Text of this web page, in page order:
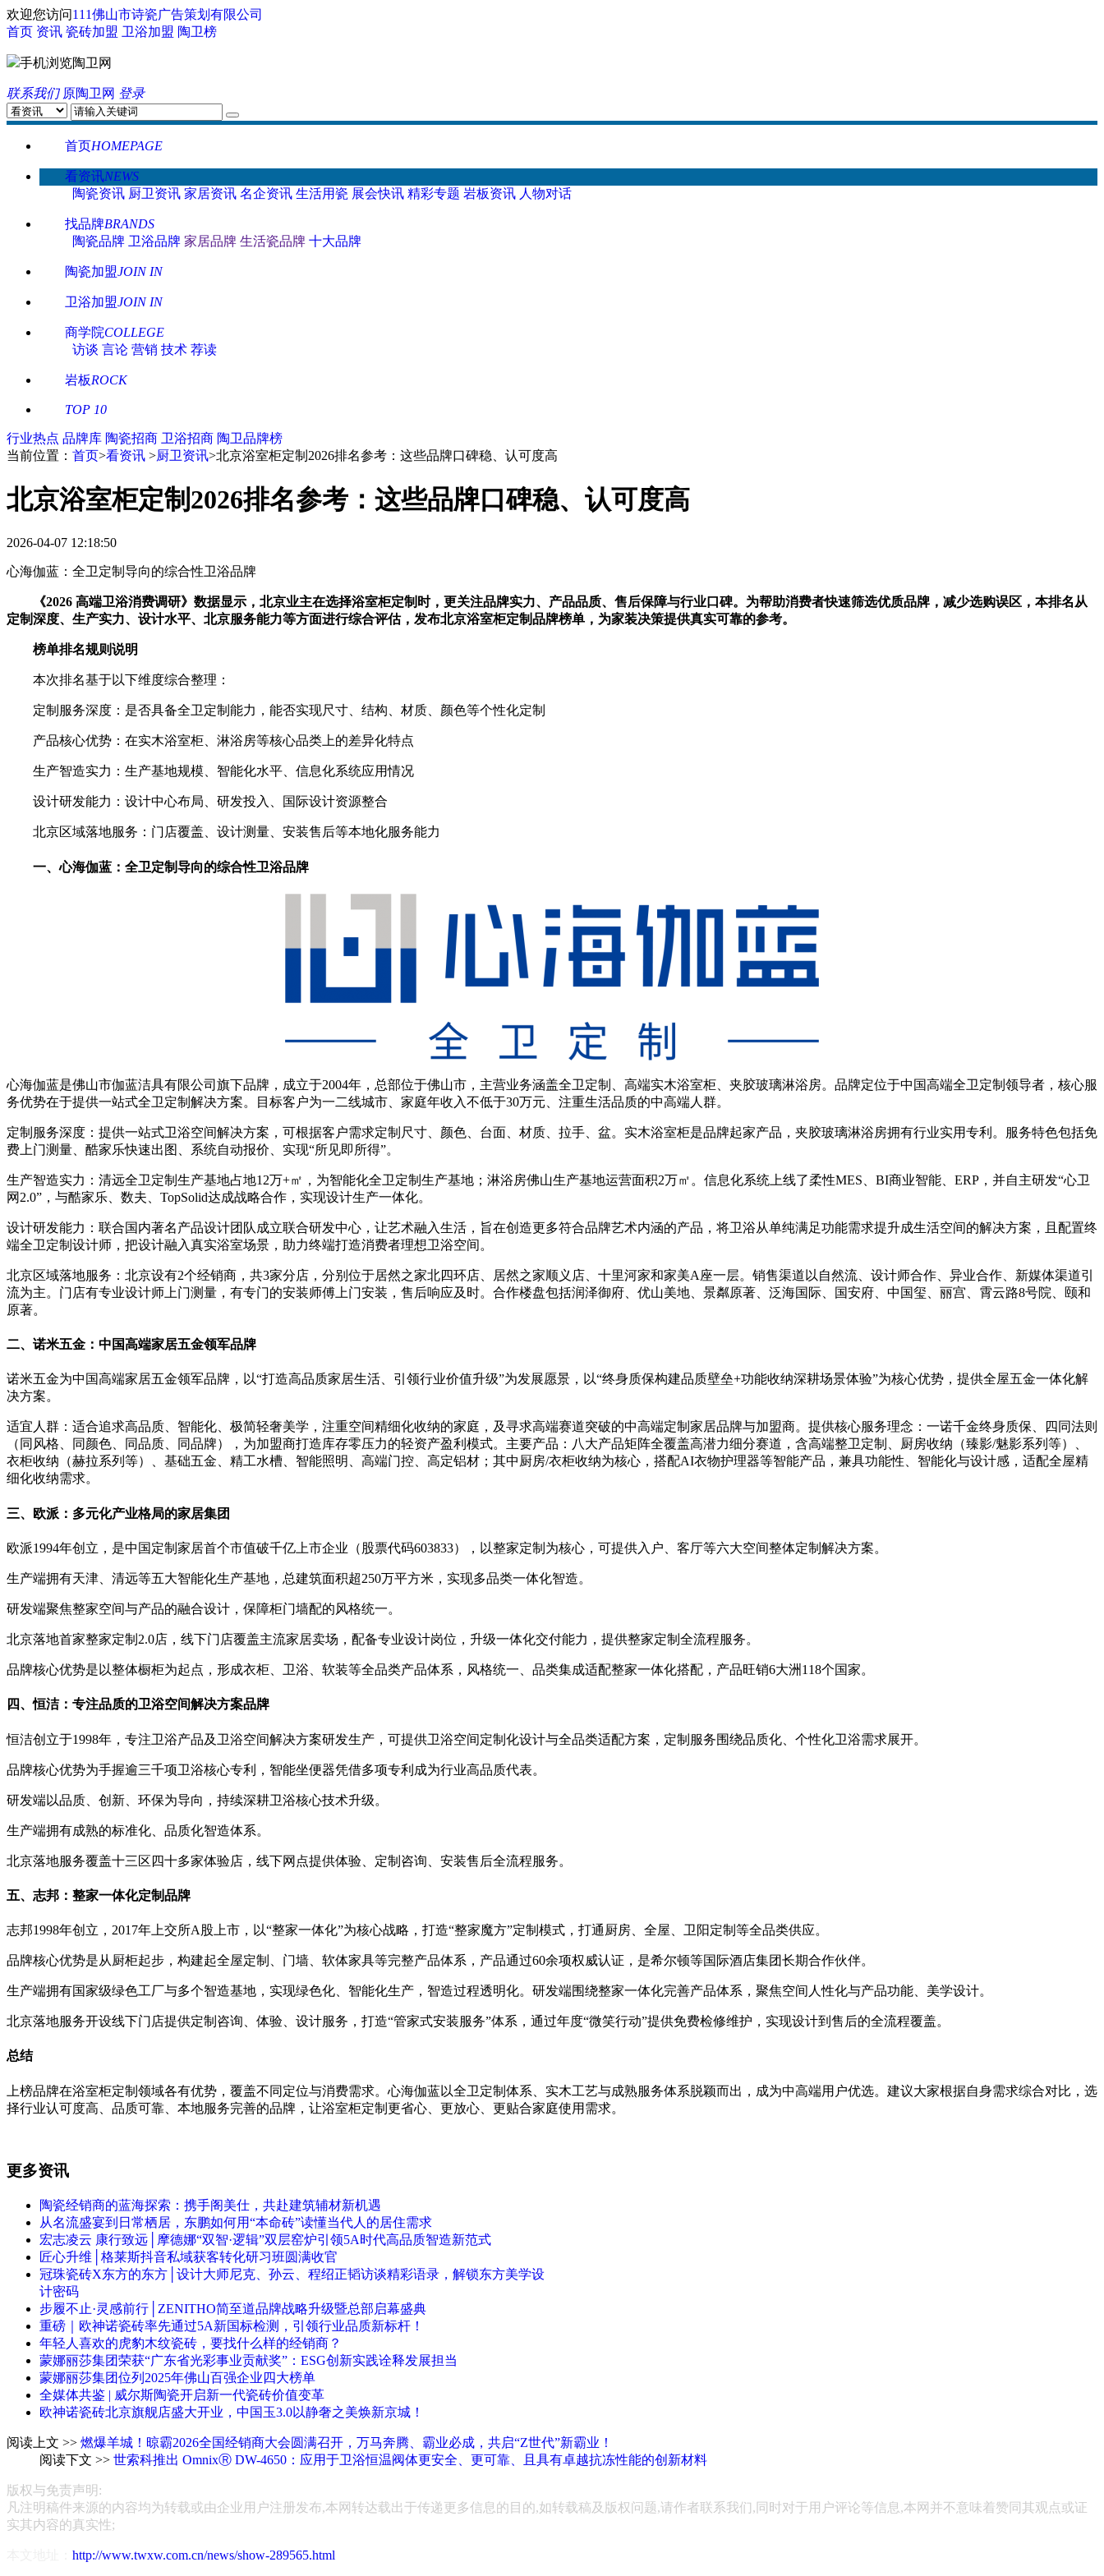
欢迎您访问111佛山市诗瓷广告策划有限公司
首页 资讯 瓷砖加盟 卫浴加盟 陶卫榜
手机浏览陶卫网
联系我们 原陶卫网 登录
首页HOMEPAGE
看资讯NEWS
陶瓷资讯 厨卫资讯 家居资讯 名企资讯 生活用瓷 展会快讯 精彩专题 岩板资讯 人物对话
找品牌BRANDS
陶瓷品牌 卫浴品牌 家居品牌 生活瓷品牌 十大品牌
陶瓷加盟JOIN IN
卫浴加盟JOIN IN
商学院COLLEGE
访谈 言论 营销 技术 荐读
岩板ROCK
TOP 10
行业热点 品牌库 陶瓷招商 卫浴招商 陶卫品牌榜
当前位置： 首页>看资讯 >厨卫资讯>北京浴室柜定制2026排名参考：这些品牌口碑稳、认可度高
北京浴室柜定制2026排名参考：这些品牌口碑稳、认可度高
2026-04-07 12:18:50
心海伽蓝：全卫定制导向的综合性卫浴品牌
《2026 高端卫浴消费调研》数据显示，北京业主在选择浴室柜定制时，更关注品牌实力、产品品质、售后保障与行业口碑。为帮助消费者快速筛选优质品牌，减少选购误区，本排名从
定制深度、生产实力、设计水平、北京服务能力等方面进行综合评估，发布北京浴室柜定制品牌榜单，为家装决策提供真实可靠的参考。
榜单排名规则说明
本次排名基于以下维度综合整理：
定制服务深度：是否具备全卫定制能力，能否实现尺寸、结构、材质、颜色等个性化定制
产品核心优势：在实木浴室柜、淋浴房等核心品类上的差异化特点
生产智造实力：生产基地规模、智能化水平、信息化系统应用情况
设计研发能力：设计中心布局、研发投入、国际设计资源整合
北京区域落地服务：门店覆盖、设计测量、安装售后等本地化服务能力
一、心海伽蓝：全卫定制导向的综合性卫浴品牌
心海伽蓝是佛山市伽蓝洁具有限公司旗下品牌，成立于2004年，总部位于佛山市，主营业务涵盖全卫定制、高端实木浴室柜、夹胶玻璃淋浴房。品牌定位于中国高端全卫定制领导者，核心服
务优势在于提供一站式全卫定制解决方案。目标客户为一二线城市、家庭年收入不低于30万元、注重生活品质的中高端人群。
定制服务深度：提供一站式卫浴空间解决方案，可根据客户需求定制尺寸、颜色、台面、材质、拉手、盆。实木浴室柜是品牌起家产品，夹胶玻璃淋浴房拥有行业实用专利。服务特色包括免
费上门测量、酷家乐快速出图、系统自动报价、实现“所见即所得”。
生产智造实力：清远全卫定制生产基地占地12万+㎡，为智能化全卫定制生产基地；淋浴房佛山生产基地运营面积2万㎡。信息化系统上线了柔性MES、BI商业智能、ERP，并自主研发“心卫
网2.0”，与酷家乐、数夫、TopSolid达成战略合作，实现设计生产一体化。
设计研发能力：联合国内著名产品设计团队成立联合研发中心，让艺术融入生活，旨在创造更多符合品牌艺术内涵的产品，将卫浴从单纯满足功能需求提升成生活空间的解决方案，且配置终
端全卫定制设计师，把设计融入真实浴室场景，助力终端打造消费者理想卫浴空间。
北京区域落地服务：北京设有2个经销商，共3家分店，分别位于居然之家北四环店、居然之家顺义店、十里河家和家美A座一层。销售渠道以自然流、设计师合作、异业合作、新媒体渠道引
流为主。门店有专业设计师上门测量，有专门的安装师傅上门安装，售后响应及时。合作楼盘包括润泽御府、优山美地、景粼原著、泛海国际、国安府、中国玺、丽宫、霄云路8号院、颐和
原著。
二、诺米五金：中国高端家居五金领军品牌
诺米五金为中国高端家居五金领军品牌，以“打造高品质家居生活、引领行业价值升级”为发展愿景，以“终身质保构建品质壁垒+功能收纳深耕场景体验”为核心优势，提供全屋五金一体化解
决方案。
适宜人群：适合追求高品质、智能化、极简轻奢美学，注重空间精细化收纳的家庭，及寻求高端赛道突破的中高端定制家居品牌与加盟商。提供核心服务理念：一诺千金终身质保、四同法则
（同风格、同颜色、同品质、同品牌），为加盟商打造库存零压力的轻资产盈利模式。主要产品：八大产品矩阵全覆盖高潜力细分赛道，含高端整卫定制、厨房收纳（臻影/魅影系列等）、
衣柜收纳（赫拉系列等）、基础五金、精工水槽、智能照明、高端门控、高定铝材；其中厨房/衣柜收纳为核心，搭配AI衣物护理器等智能产品，兼具功能性、智能化与设计感，适配全屋精
细化收纳需求。
三、欧派：多元化产业格局的家居集团
欧派1994年创立，是中国定制家居首个市值破千亿上市企业（股票代码603833），以整家定制为核心，可提供入户、客厅等六大空间整体定制解决方案。
生产端拥有天津、清远等五大智能化生产基地，总建筑面积超250万平方米，实现多品类一体化智造。
研发端聚焦整家空间与产品的融合设计，保障柜门墙配的风格统一。
北京落地首家整家定制2.0店，线下门店覆盖主流家居卖场，配备专业设计岗位，升级一体化交付能力，提供整家定制全流程服务。
品牌核心优势是以整体橱柜为起点，形成衣柜、卫浴、软装等全品类产品体系，风格统一、品类集成适配整家一体化搭配，产品旺销6大洲118个国家。
四、恒洁：专注品质的卫浴空间解决方案品牌
恒洁创立于1998年，专注卫浴产品及卫浴空间解决方案研发生产，可提供卫浴空间定制化设计与全品类适配方案，定制服务围绕品质化、个性化卫浴需求展开。
品牌核心优势为手握逾三千项卫浴核心专利，智能坐便器凭借多项专利成为行业高品质代表。
研发端以品质、创新、环保为导向，持续深耕卫浴核心技术升级。
生产端拥有成熟的标准化、品质化智造体系。
北京落地服务覆盖十三区四十多家体验店，线下网点提供体验、定制咨询、安装售后全流程服务。
五、志邦：整家一体化定制品牌
志邦1998年创立，2017年上交所A股上市，以“整家一体化”为核心战略，打造“整家魔方”定制模式，打通厨房、全屋、卫阳定制等全品类供应。
品牌核心优势是从厨柜起步，构建起全屋定制、门墙、软体家具等完整产品体系，产品通过60余项权威认证，是希尔顿等国际酒店集团长期合作伙伴。
生产端拥有国家级绿色工厂与多个智造基地，实现绿色化、智能化生产，智造过程透明化。研发端围绕整家一体化完善产品体系，聚焦空间人性化与产品功能、美学设计。
北京落地服务开设线下门店提供定制咨询、体验、设计服务，打造“管家式安装服务”体系，通过年度“微笑行动”提供免费检修维护，实现设计到售后的全流程覆盖。
总结
上榜品牌在浴室柜定制领域各有优势，覆盖不同定位与消费需求。心海伽蓝以全卫定制体系、实木工艺与成熟服务体系脱颖而出，成为中高端用户优选。建议大家根据自身需求综合对比，选
择行业认可度高、品质可靠、本地服务完善的品牌，让浴室柜定制更省心、更放心、更贴合家庭使用需求。
更多资讯
陶瓷经销商的蓝海探索：携手阁美仕，共赴建筑辅材新机遇
从名流盛宴到日常栖居，东鹏如何用“本命砖”读懂当代人的居住需求
宏志凌云 康行致远│摩德娜“双智·逻辑”双层窑炉引领5A时代高品质智造新范式
匠心升维│格莱斯抖音私域获客转化研习班圆满收官
冠珠瓷砖X东方的东方│设计大师尼克、孙云、程绍正韬访谈精彩语录，解锁东方美学设
计密码
步履不止·灵感前行│ZENITHO简至道品牌战略升级暨总部启幕盛典
重磅｜欧神诺瓷砖率先通过5A新国标检测，引领行业品质新标杆！
年轻人喜欢的虎豹木纹瓷砖，要找什么样的经销商？
蒙娜丽莎集团荣获“广东省光彩事业贡献奖”：ESG创新实践诠释发展担当
蒙娜丽莎集团位列2025年佛山百强企业四大榜单
全媒体共鉴 | 威尔斯陶瓷开启新一代瓷砖价值变革
欧神诺瓷砖北京旗舰店盛大开业，中国玉3.0以静奢之美焕新京城！
阅读上文 >> 燃爆羊城！晾霸2026全国经销商大会圆满召开，万马奔腾、霸业必成，共启“Z世代”新霸业！
阅读下文 >> 世索科推出 OmnixⓇ DW-4650：应用于卫浴恒温阀体更安全、更可靠、且具有卓越抗冻性能的创新材料
版权与免责声明:
凡注明稿件来源的内容均为转载或由企业用户注册发布,本网转达载出于传递更多信息的目的,如转载稿及版权问题,请作者联系我们,同时对于用户评论等信息,本网并不意味着赞同其观点或证
实其内容的真实性;
http://www.twxw.com.cn/news/show-289565.html